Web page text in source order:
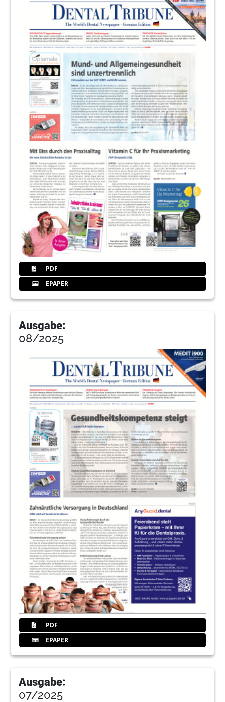
Redaktion
Beschwerden? Bitte her damit!
Mag. Markus Leiter
Mit KI-gestütztem Telemonitoring zu
zufriedeneren Patienten
Redaktion
Produkte
Redaktion
Blutkonzentrate im September in
Frankfurt am Main
PDF
EPAPER
Ausgabe:
08/2025
PDF
EPAPER
Ausgabe:
07/2025